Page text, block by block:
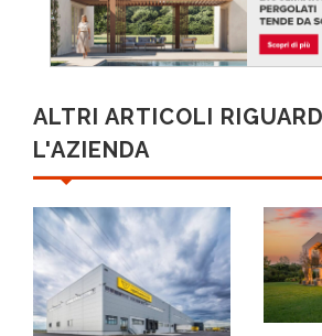
ALTRI ARTICOLI
L'AZIENDA